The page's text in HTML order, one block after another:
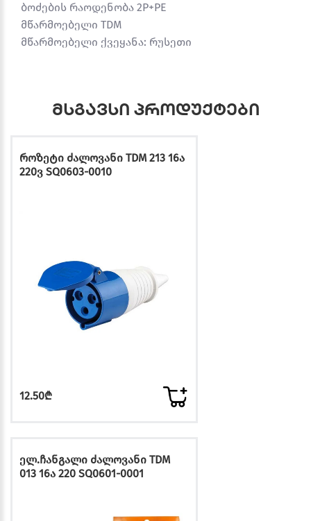
ბოძების რაოდენობა 2Р+РЕ
მწარმოებელი TDM
მწარმოებელი ქვეყანა: რუსეთი
მსგავსი პროდუქტები
როზეტი ძალოვანი TDM 213 16ა
220ვ SQ0603-0010
12.50₾
ელ.ჩანგალი ძალოვანი TDM
013 16ა 220 SQ0601-0001